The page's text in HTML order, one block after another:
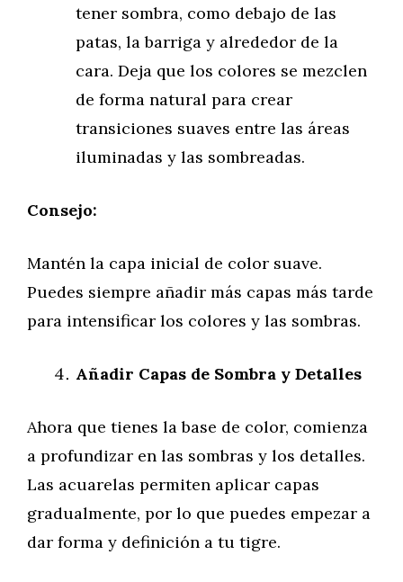
tener sombra, como debajo de las
patas, la barriga y alrededor de la
cara. Deja que los colores se mezclen
de forma natural para crear
transiciones suaves entre las áreas
iluminadas y las sombreadas.
Consejo:
Mantén la capa inicial de color suave.
Puedes siempre añadir más capas más tarde
para intensificar los colores y las sombras.
Añadir Capas de Sombra y Detalles
Ahora que tienes la base de color, comienza
a profundizar en las sombras y los detalles.
Las acuarelas permiten aplicar capas
gradualmente, por lo que puedes empezar a
dar forma y definición a tu tigre.